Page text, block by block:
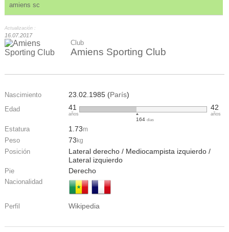
amiens sc
Actualización :
16.07.2017
Club
Amiens Sporting Club
Nascimiento 23.02.1985 (París)
Edad 41
años
164días
42
años
Estatura 1.73m
Peso 73 kg
Posición
Lateral derecho / Mediocampista izquierdo /
Lateral izquierdo
Pie Derecho
Nacionalidad
Perfil Wikipedia